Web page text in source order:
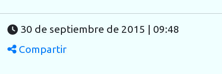
30 de septiembre de 2015 | 09:48
Compartir